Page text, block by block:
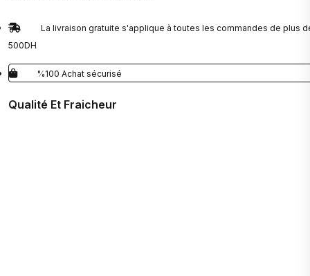
La livraison gratuite s'applique à toutes les commandes de plus
500DH
%100 Achat sécurisé
Qualité Et Fraicheur